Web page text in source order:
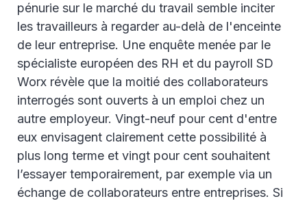
pénurie sur le marché du travail semble inciter
les travailleurs à regarder au-delà de l'enceinte
de leur entreprise. Une enquête menée par le
spécialiste européen des RH et du payroll SD
Worx révèle que la moitié des collaborateurs
interrogés sont ouverts à un emploi chez un
autre employeur. Vingt-neuf pour cent d'entre
eux envisagent clairement cette possibilité à
plus long terme et vingt pour cent souhaitent
l’essayer temporairement, par exemple via un
échange de collaborateurs entre entreprises. Si